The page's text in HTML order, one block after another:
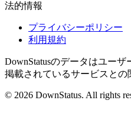
法的情報
プライバシーポリシー
利用規約
DownStatusのデータはユーザ
掲載されているサービスとの
© 2026 DownStatus. All rights